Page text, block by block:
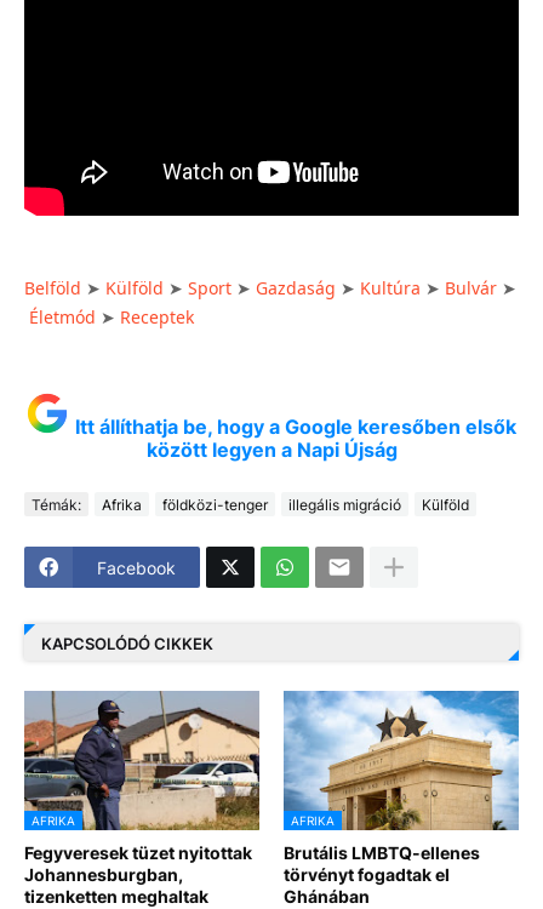
Belföld ➤ Külföld ➤ Sport ➤ Gazdaság ➤ Kultúra ➤ Bulvár ➤
Életmód ➤ Receptek
Itt állíthatja be, hogy a Google keresőben elsők
között legyen a Napi Újság
Témák: Afrika földközi-tenger illegális migráció Külföld
Facebook
KAPCSOLÓDÓ CIKKEK
AFRIKA
Fegyveresek tüzet nyitottak
Johannesburgban,
tizenketten meghaltak
AFRIKA
Brutális LMBTQ-ellenes
törvényt fogadtak el
Ghánában